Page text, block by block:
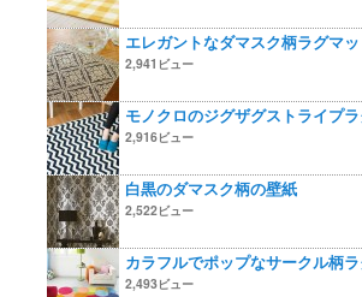
エレガントなダマスク柄ラグマッ
2,941ビュー
モノクロのジグザグストライプ
2,916ビュー
白黒のダマスク柄の壁紙
2,522ビュー
カラフルでポップなサークル柄
2,493ビュー